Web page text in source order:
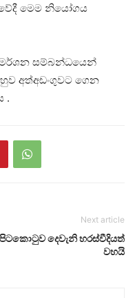
මෙම නියෝගය
විමර්ශන සම්බන්ධයෙන්
අත්අඩංගුවට ගෙන
.
Next article
පිටකොටුව දෙවැනි හරස්වීදියත්
වහයි